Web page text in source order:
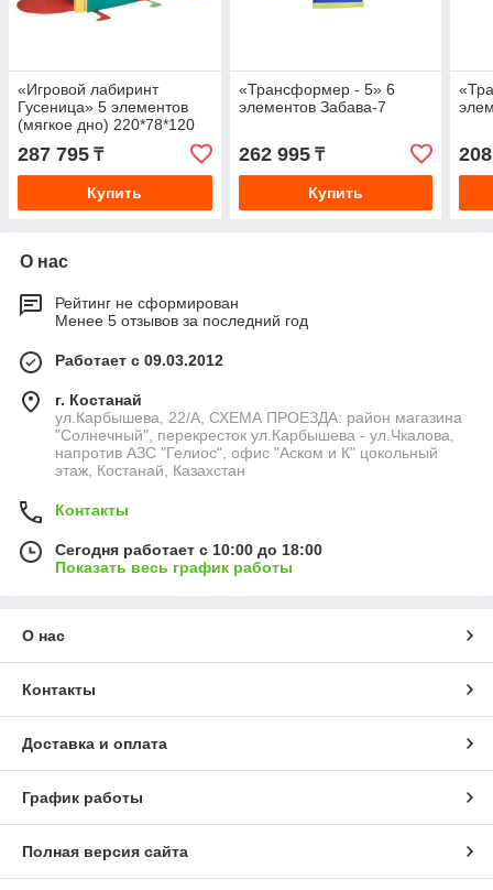
«Игровой лабиринт
Гусеница» 5 элементов
(мягкое дно) 220*78*120
287 795 ₸
Купить
«Трансформер - 5» 6
элементов Забава-7
262 995₸
Купить
О нас
Рейтинг не сформирован
Менее 5 отзывов за последний год
Работает с 09.03.2012
г. Костанай
ул.Карбышева, 22/А, СХЕМА ПРОЕЗДА: район магазина
"Солнечный", перекресток ул.Карбышева - ул.Чкалова,
напротив АЗС "Гелиос", офис "Аском и К" цокольный
этаж, Костанай, Казахстан
Контакты
Сегодня работает с 10:00 до 18:00
Показать весь график работы
О нас
Контакты
Доставка и оплата
График работы
Полная версия сайта